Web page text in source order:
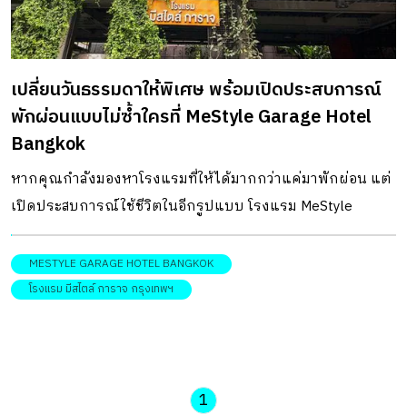
เปลี่ยนวันธรรมดาให้พิเศษ พร้อมเปิดประสบการณ์
พักผ่อนแบบไม่ซ้ำใครที่ MeStyle Garage Hotel
Bangkok
หากคุณกำลังมองหาโรงแรมที่ให้ได้มากกว่าแค่มาพักผ่อน แต่
เปิดประสบการณ์ใช้ชีวิตในอีกรูปแบบ โรงแรม MeStyle
Garage Hotel Bangkok คือคำตอบที่เราจะพาคุณเข้าไปค้นหา
และเปิดประสบการณ์ใหม่ ๆไปด้วยกัน ด้วยคอนเซ็ปต์ดีไซน์
แบบการาจ ฟังก์กี้ จากของสะสมของคนรักรถกลายมาเป็นงาน
สะดวกด้วย MRT สถานีห้วยขวาง และถือได้ว่าเป็นแหล่งพบปะ
MESTYLE GARAGE HOTEL BANGKOK
โรงแรม มีสไตล์ การาจ กรุงเทพฯ
1